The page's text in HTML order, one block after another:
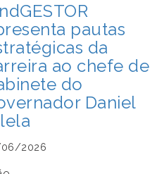
pautas
da
ao chefe de
do
Daniel
2026